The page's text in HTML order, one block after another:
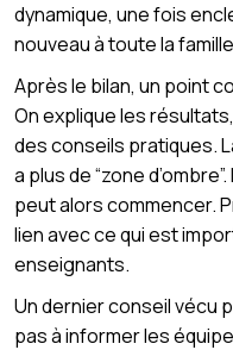
dynamique, une fois
nouveau à toute la
Après le bilan, un point
On explique les
des conseils pratiques.
a plus de “zone
peut alors commencer.
lien avec ce qui est
enseignants.
Un dernier conseil vécu
pas à informer les